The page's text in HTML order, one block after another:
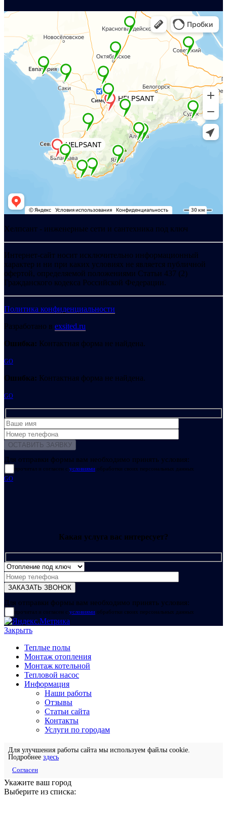
Хелпсант - инженерные сети и сантехника под ключ
Интернет-сайт носит исключительно информационный
характер и ни при каких условиях не является публичной
офертой, определяемой положениями Статьи 437 (2)
Гражданского кодекса Российской Федерации.
Политика конфиденциальности
Разработано в exsited.ru
Ошибка: Контактная форма не найдена.
GO
Ошибка: Контактная форма не найдена.
GO
Для отправки формы вам необходимо принять условия:
прочитал и согласен с условиями обработки своих персональных данных
GO
Какая услуга вас интересует?
Для отправки формы вам необходимо принять условия:
прочитал и согласен с условиями обработки своих персональных данных
Закрыть
Теплые полы
Монтаж отопления
Монтаж котельной
Тепловой насос
Информация
Наши работы
Отзывы
Статьи сайта
Контакты
Услуги по городам
Для улучшения работы сайта мы используем файлы cookie.
Подробнее здесь
Согласен
Укажите ваш город
Выберите из списка: